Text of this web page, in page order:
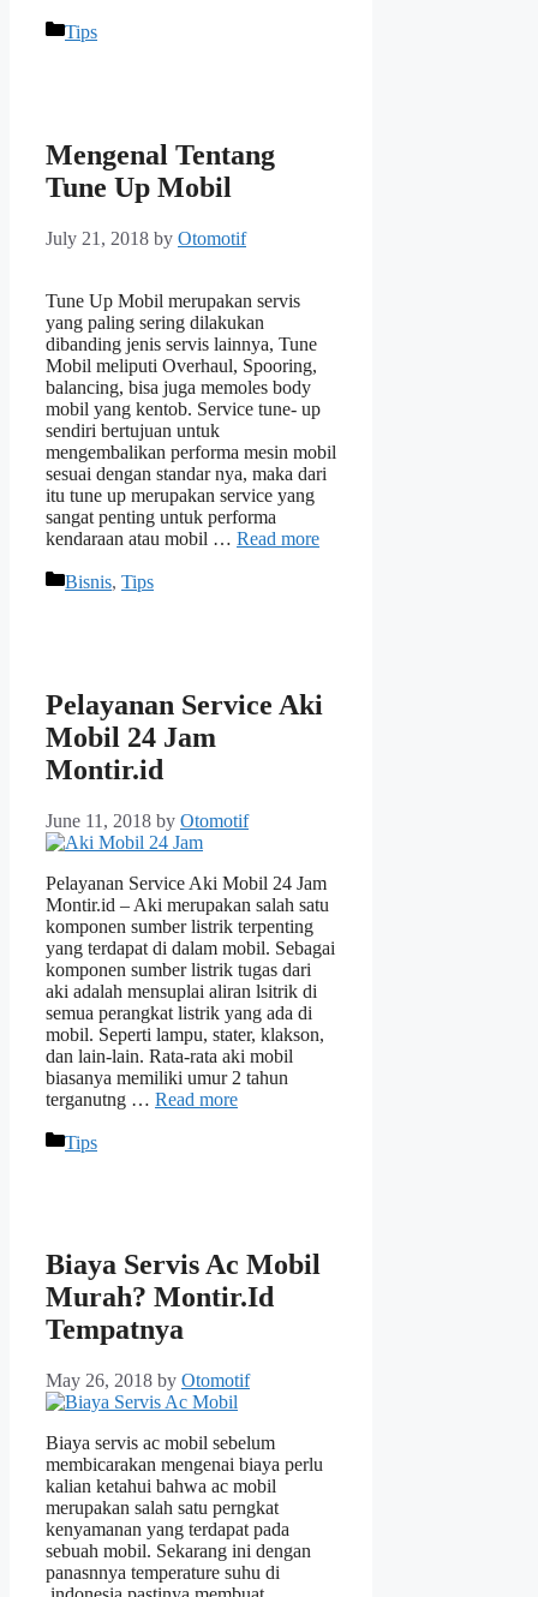
Categories
Tips
Mengenal Tentang
Tune Up Mobil
July 21, 2018 by Otomotif
Tune Up Mobil merupakan servis
yang paling sering dilakukan
dibanding jenis servis lainnya, Tune
Mobil meliputi Overhaul, Spooring,
balancing, bisa juga memoles body
mobil yang kentob. Service tune- up
sendiri bertujuan untuk
mengembalikan performa mesin mobil
sesuai dengan standar nya, maka dari
itu tune up merupakan service yang
sangat penting untuk performa
kendaraan atau mobil … Read more
Categories
Bisnis, Tips
Pelayanan Service Aki
Mobil 24 Jam
Montir.id
June 11, 2018 by Otomotif
Pelayanan Service Aki Mobil 24 Jam
Montir.id – Aki merupakan salah satu
komponen sumber listrik terpenting
yang terdapat di dalam mobil. Sebagai
komponen sumber listrik tugas dari
aki adalah mensuplai aliran lsitrik di
semua perangkat listrik yang ada di
mobil. Seperti lampu, stater, klakson,
dan lain-lain. Rata-rata aki mobil
biasanya memiliki umur 2 tahun
terganutng … Read more
Categories
Tips
Biaya Servis Ac Mobil
Murah? Montir.Id
Tempatnya
May 26, 2018 by Otomotif
Biaya servis ac mobil sebelum
membicarakan mengenai biaya perlu
kalian ketahui bahwa ac mobil
merupakan salah satu perngkat
kenyamanan yang terdapat pada
sebuah mobil. Sekarang ini dengan
panasnnya temperature suhu di